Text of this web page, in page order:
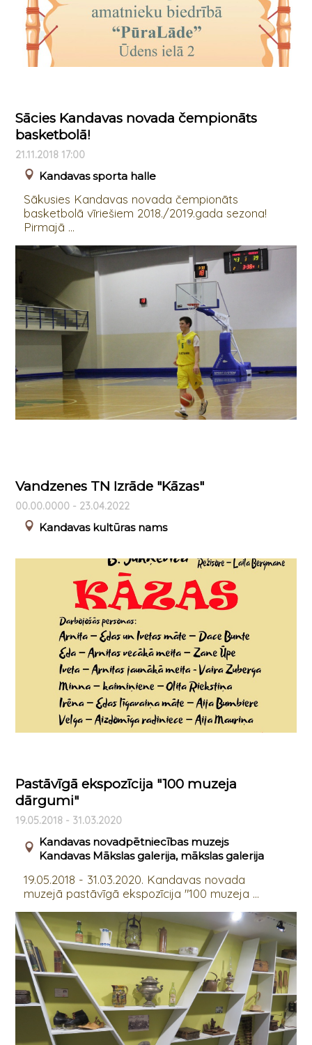
Sācies Kandavas novada čempionāts
basketbolā!
21.11.2018 17:00
Kandavas sporta halle
Sākusies Kandavas novada čempionāts
basketbolā vīriešiem 2018./2019.gada sezona!
Pirmajā ...
Vandzenes TN Izrāde "Kāzas"
00.00.0000 - 23.04.2022
Kandavas kultūras nams
Pastāvīgā ekspozīcija "100 muzeja
dārgumi"
19.05.2018 - 31.03.2020
Kandavas novadpētniecības muzejs
Kandavas Mākslas galerija, mākslas galerija
19.05.2018 - 31.03.2020. Kandavas novada
muzejā pastāvīgā ekspozīcija "100 muzeja ...